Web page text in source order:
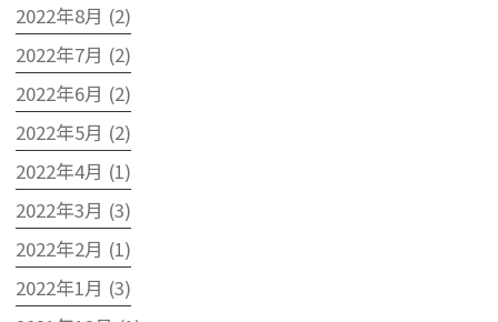
2022年8月 (2)
2022年7月 (2)
2022年6月 (2)
2022年5月 (2)
2022年4月 (1)
2022年3月 (3)
2022年2月 (1)
2022年1月 (3)